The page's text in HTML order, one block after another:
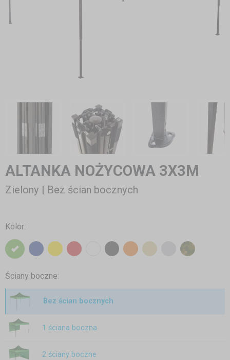
ALTANKA NOŻYCOWA 3X3M
Zielony | Bez ścian bocznych
Kolor:
Ściany boczne:
Bez ścian bocznych
1 ściana boczna
2 ściany boczne